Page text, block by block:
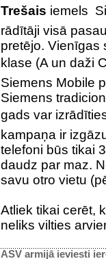
Trešais iemels 
rādītāji visā
pretējo. Vienīgas
klase (A un daži
Siemens Mobile
Siemens
gads var
kampaņa ir
telefoni būs tikai
daudz par maz.
savu otro vietu
Atliek tikai cerēt,
neliks vilties
ASV armijā ieviesti